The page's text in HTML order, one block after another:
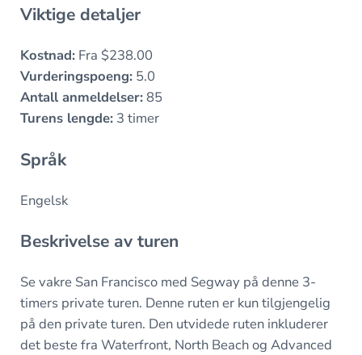
Viktige detaljer
Kostnad:Fra $238.00
Vurderingspoeng:5.0
Antall anmeldelser:85
Turens lengde:3 timer
Språk
Engelsk
Beskrivelse av turen
Se vakre San Francisco med Segway på denne 3-
timers private turen. Denne ruten er kun tilgjengelig
på den private turen. Den utvidede ruten inkluderer
det beste fra Waterfront, North Beach og Advanced